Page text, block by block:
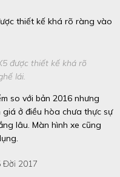
được thiết kế khá rõ
lái.
so với bản 2016 nhưng
ở điều hòa chưa thực sự
lâu. Màn hình xe cũng
Đời 2017